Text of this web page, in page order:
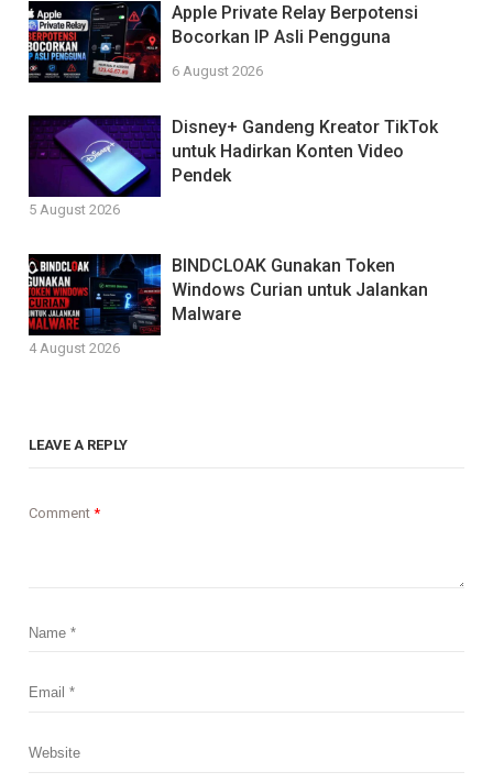
Apple Private Relay Berpotensi
Bocorkan IP Asli Pengguna
6 August 2026
Disney+ Gandeng Kreator TikTok
untuk Hadirkan Konten Video
Pendek
5 August 2026
BINDCLOAK Gunakan Token
Windows Curian untuk Jalankan
Malware
4 August 2026
LEAVE A REPLY
Comment*